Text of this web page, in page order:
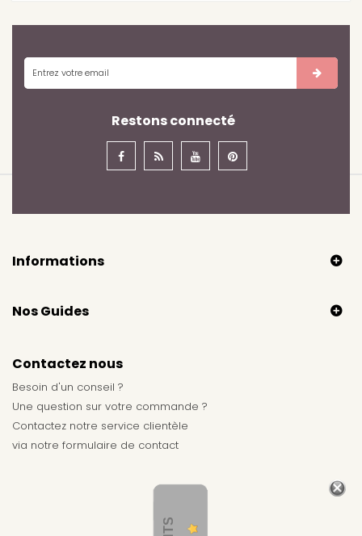
Restons connecté
Informations
Nos Guides
Contactez nous
Besoin d'un conseil ?
Une question sur votre commande ?
Contactez notre service clientèle
via notre formulaire de contact